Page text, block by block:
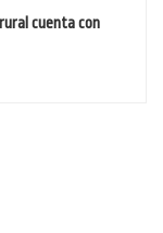
cuenta con